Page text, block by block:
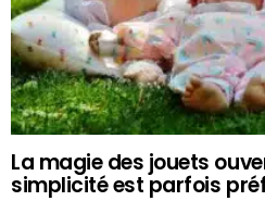
La magie des jouets
simplicité est parfois